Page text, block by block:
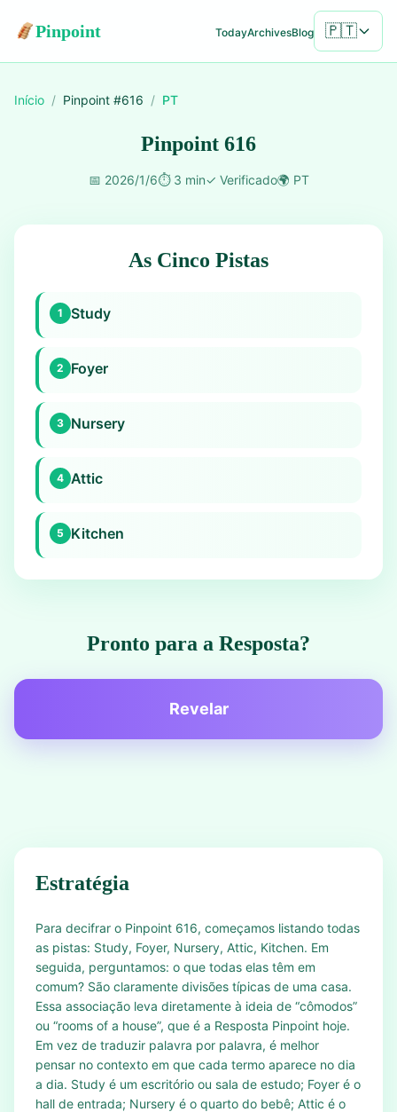
Pinpoint TodayArchivesBlog 🇵🇹
Início / Pinpoint #616 / PT
Pinpoint 616
📅 2026/1/6⏱️ 3 min✓ Verificado🌍 PT
As Cinco Pistas
1 Study
2 Foyer
3 Nursery
4 Attic
5 Kitchen
Pronto para a Resposta?
Revelar
Estratégia
Para decifrar o Pinpoint 616, começamos listando todas
as pistas: Study, Foyer, Nursery, Attic, Kitchen. Em
seguida, perguntamos: o que todas elas têm em
comum? São claramente divisões típicas de uma casa.
Essa associação leva diretamente à ideia de “cômodos”
ou “rooms of a house”, que é a Resposta Pinpoint hoje.
Em vez de traduzir palavra por palavra, é melhor
pensar no contexto em que cada termo aparece no dia
a dia. Study é um escritório ou sala de estudo; Foyer é o
hall de entrada; Nursery é o quarto do bebê; Attic é o